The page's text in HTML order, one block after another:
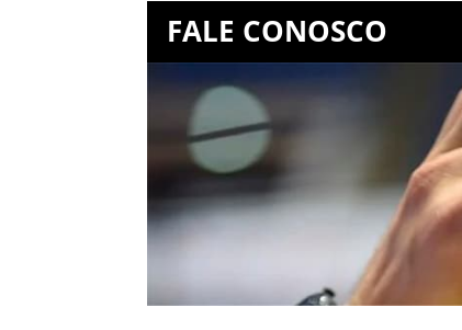
FALE CONOSCO